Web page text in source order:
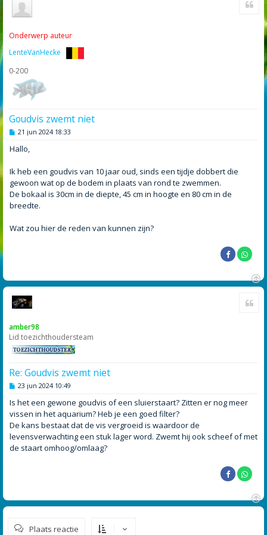
Onderwerp auteur
LenteVanHecke
0-200
Goudvis zwemt niet
B
r
i
h
21 jun 2024 18:33
Hallo,
Ik heb een goudvis van 10 jaar oud, sinds een tijdje dobbert die
gewoon wat op de bodem in plaats van rond te zwemmen.
De bokaal is 30cm in de diepte, 45 cm in hoogte en 80 cm in de
breedte.
Wat zou hier de reden van kunnen zijn?
O
amber98
Lid toezichthoudersteam
Re: Goudvis zwemt niet
B
r
c
h
23 jun 2024 10:49
Is het een gewone goudvis of een sluierstaart? Zitten er nog meer
vissen in het aquarium? Heb je een goed filter?
De kans bestaat dat de vis vergroeid is waardoor de
levensverwachting een stuk lager word. Zwemt hij ook scheef of met
de staart omhoog/omlaag?
O
Plaats reactie